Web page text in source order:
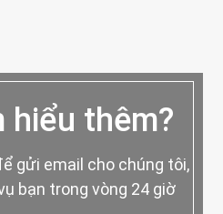
hiểu thêm?
gửi email cho chúng tôi,
bạn trong vòng 24 giờ